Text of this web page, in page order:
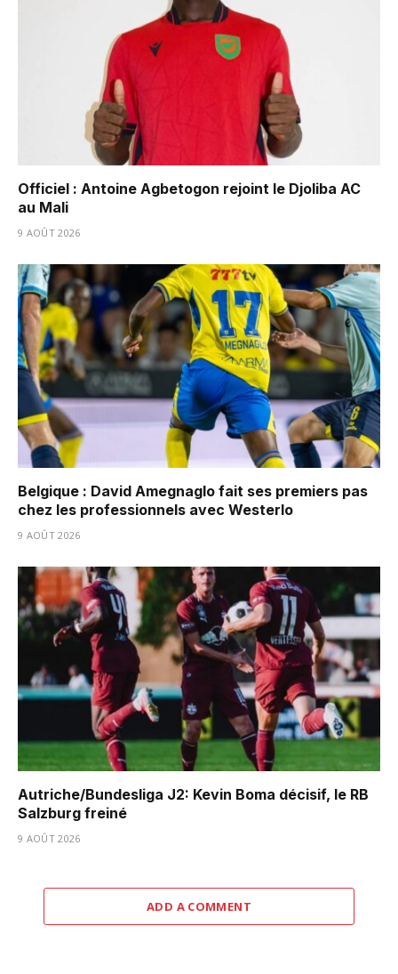
Officiel : Antoine Agbetogon rejoint le Djoliba AC
au Mali
9 AOÛT 2026
Belgique : David Amegnaglo fait ses premiers pas
chez les professionnels avec Westerlo
9 AOÛT 2026
Autriche/Bundesliga J2: Kevin Boma décisif, le RB
Salzburg freiné
9 AOÛT 2026
ADD A COMMENT